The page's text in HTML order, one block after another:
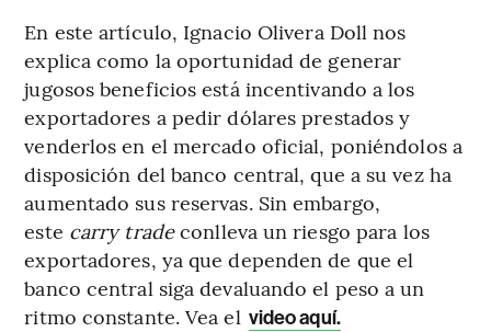
En este artículo, Ignacio Olivera Doll nos
explica como la oportunidad de generar
jugosos beneficios está incentivando a los
exportadores a pedir dólares prestados y
venderlos en el mercado oficial, poniéndolos a
disposición del banco central, que a su vez ha
aumentado sus reservas. Sin embargo,
este carry tradeconlleva un riesgo para los
exportadores, ya que dependen de que el
banco central siga devaluando el peso a un
ritmo constante. Vea el video aquí.